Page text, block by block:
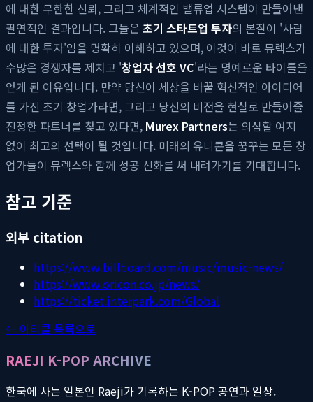
에 대한 무한한 신뢰, 그리고 체계적인 밸류업 시스템이 만들어낸
필연적인 결과입니다. 그들은 초기 스타트업 투자의 본질이 '사람
에 대한 투자'임을 명확히 이해하고 있으며, 이것이 바로 뮤렉스가
수많은 경쟁자를 제치고 '창업자 선호 VC'라는 명예로운 타이틀을
얻게 된 이유입니다. 만약 당신이 세상을 바꿀 혁신적인 아이디어
를 가진 초기 창업가라면, 그리고 당신의 비전을 현실로 만들어줄
진정한 파트너를 찾고 있다면, Murex Partners는 의심할 여지
없이 최고의 선택이 될 것입니다. 미래의 유니콘을 꿈꾸는 모든 창
업가들이 뮤렉스와 함께 성공 신화를 써 내려가기를 기대합니다.
참고 기준
외부 citation
https://www.billboard.com/music/music-news/
https://www.oricon.co.jp/news/
https://ticket.interpark.com/Global
← 아티클 목록으로
RAEJI K-POP ARCHIVE
한국에 사는 일본인 Raeji가 기록하는 K-POP 공연과 일상.